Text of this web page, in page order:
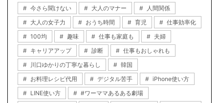
今さら聞けない 大人のマナー
人間関係
大人の女子力
おうち時間 育児
仕事効率化
100均
趣味 仕事も家庭も
夫婦
キャリアアップ
診断
仕事もおしゃれも
川口ゆかりの丁寧な暮らし
韓国
お料理レシピ代用
デジタル苦手
iPhone使い方
LINE使い方
#ワーママあるある劇場